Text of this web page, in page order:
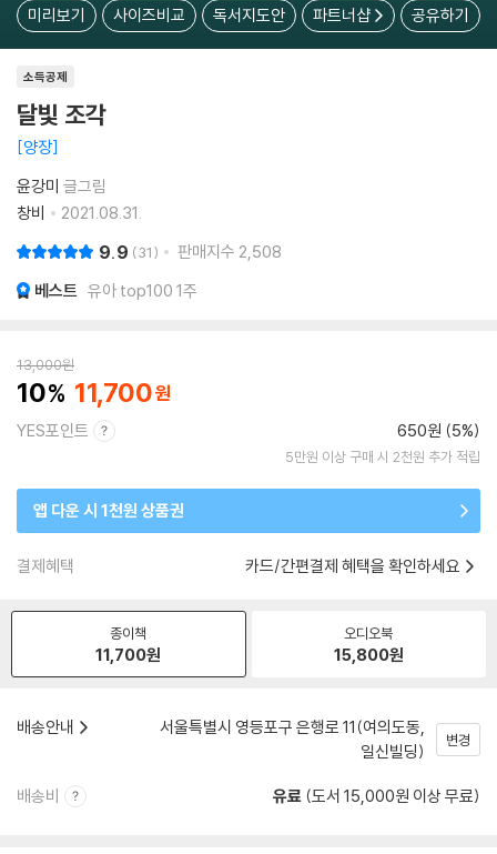
미리보기 사이즈비교 독서지도안 파트너샵 공유하기
소득공제
달빛 조각
양장
윤강미 글그림
창비
2021.08.31.
9.9 31 판매지수 2,508
베스트 유아 top100 1주
13,000원
10 11,700
YES포인트 650원 (5%)
5만원 이상 구매 시 2천원 추가 적립
앱 다운 시 1천원 상품권
결제혜택 카드/간편결제 혜택을 확인하세요
종이책
11,700원
오디오북
15,800원
배송안내
서울특별시 영등포구 은행로 11(여의도동,
일신빌딩)
변경
배송비 유료 (도서 15,000원 이상 무료)